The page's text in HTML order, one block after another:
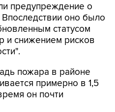
предупреждение о
оно было
статусом
и снижением рисков
пожара в районе
примерно в 1,5
он почти